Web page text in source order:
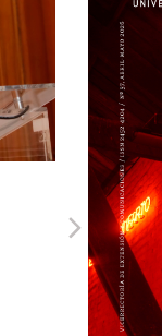
nunca
Juan Elman
Sociedad
Durante